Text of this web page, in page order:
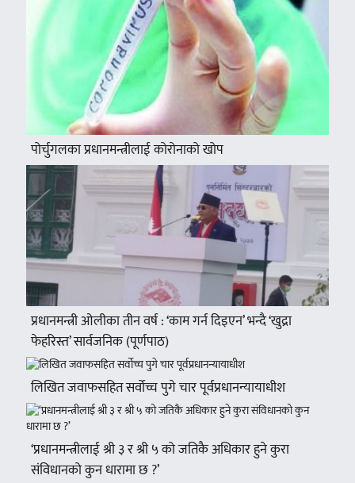
पोर्चुगलका प्रधानमन्त्रीलाई कोरोनाको खोप
प्रधानमन्त्री ओलीका तीन वर्ष : ‘काम गर्न दिइएन’ भन्दै ‘खुद्रा
फेहरिस्त’ सार्वजनिक (पूर्णपाठ)
लिखित जवाफसहित सर्वोच्च पुगे चार पूर्वप्रधानन्यायाधीश
‘प्रधानमन्त्रीलाई श्री ३ र श्री ५ को जतिकै अधिकार हुने कुरा
संविधानको कुन धारामा छ ?’